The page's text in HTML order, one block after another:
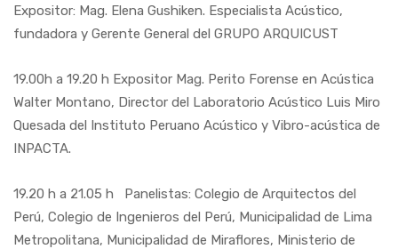
Expositor: Mag. Elena Gushiken. Especialista Acústico,
fundadora y Gerente General del GRUPO ARQUICUST
19.00h a 19.20 h Expositor Mag. Perito Forense en Acústica
Walter Montano, Director del Laboratorio Acústico Luis Miro
Quesada del Instituto Peruano Acústico y Vibro-acústica de
INPACTA.
19.20 h a 21.05 h Panelistas: Colegio de Arquitectos del
Perú, Colegio de Ingenieros del Perú, Municipalidad de Lima
Metropolitana, Municipalidad de Miraflores, Ministerio de